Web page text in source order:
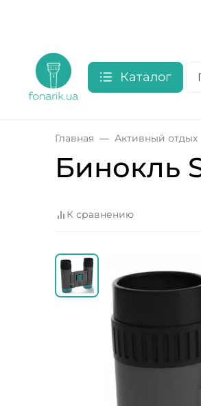
Каталог
Главная Активный отдых
Бинокль
К сравнению